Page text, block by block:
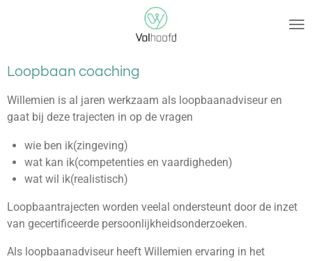
de
hoofdinhoud
Loopbaan coaching
Willemien is al jaren werkzaam als loopbaanadviseur en
gaat bij deze trajecten in op de vragen
wie ben ik(zingeving)
wat kan ik(competenties en vaardigheden)
wat wil ik(realistisch)
Loopbaantrajecten worden veelal ondersteunt door de inzet
van gecertificeerde persoonlijkheidsonderzoeken.
Als loopbaanadviseur heeft Willemien ervaring in het